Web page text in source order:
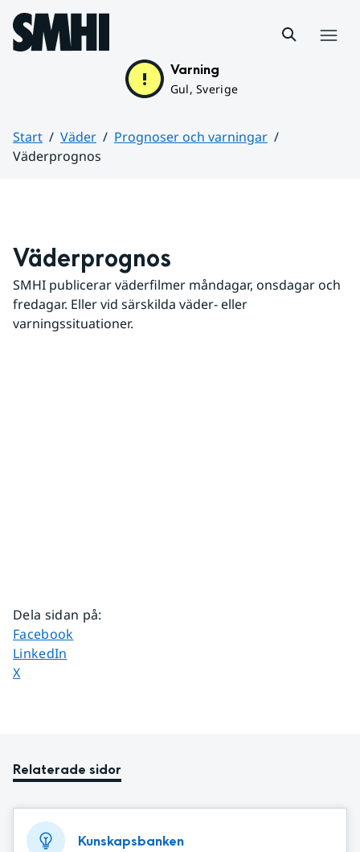
Hoppa till sidans innehåll
Varning
Gul, Sverige
Start Väder
Prognoser och varningar
Väderprognos
Väderprognos
SMHI publicerar väderfilmer måndagar, onsdagar och
fredagar. Eller vid särskilda väder- eller
varningssituationer.
Dela sidan på:
Dela sidan på
Facebook
Dela sidan på
LinkedIn
Dela sidan på
X
Relaterade sidor
Kunskapsbanken